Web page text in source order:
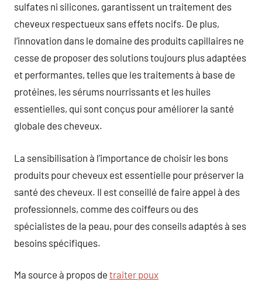
sulfates ni silicones, garantissent un traitement des
cheveux respectueux sans effets nocifs. De plus,
l’innovation dans le domaine des produits capillaires ne
cesse de proposer des solutions toujours plus adaptées
et performantes, telles que les traitements à base de
protéines, les sérums nourrissants et les huiles
essentielles, qui sont conçus pour améliorer la santé
globale des cheveux.
La sensibilisation à l’importance de choisir les bons
produits pour cheveux est essentielle pour préserver la
santé des cheveux. Il est conseillé de faire appel à des
professionnels, comme des coiffeurs ou des
spécialistes de la peau, pour des conseils adaptés à ses
besoins spécifiques.
Ma source à propos de traiter poux